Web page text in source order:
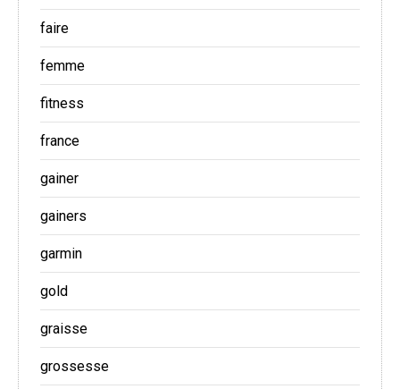
faire
femme
fitness
france
gainer
gainers
garmin
gold
graisse
grossesse